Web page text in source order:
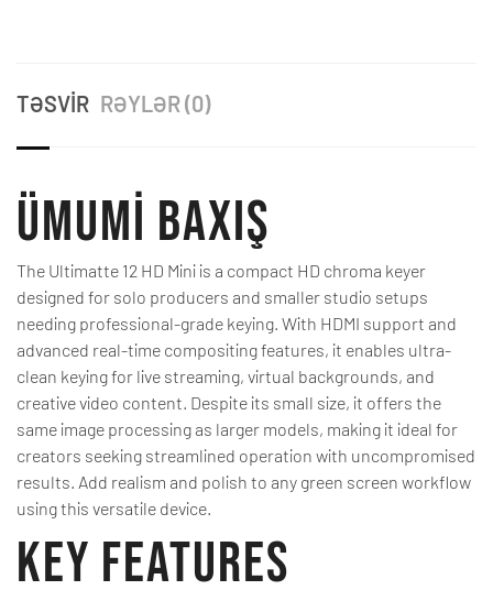
TƏSVIR RƏYLƏR (0)
Ümumi baxış
The Ultimatte 12 HD Mini is a compact HD chroma keyer
designed for solo producers and smaller studio setups
needing professional-grade keying. With HDMI support and
advanced real-time compositing features, it enables ultra-
clean keying for live streaming, virtual backgrounds, and
creative video content. Despite its small size, it offers the
same image processing as larger models, making it ideal for
creators seeking streamlined operation with uncompromised
results. Add realism and polish to any green screen workflow
using this versatile device.
Key Features